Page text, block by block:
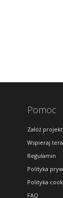
Pomoc
Załóż projekt
Wspieraj
Regulamin
Polityka
Polityka
FAQ